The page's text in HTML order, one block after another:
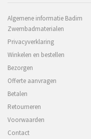
Algemene informatie Badim
Zwembadmaterialen
Privacyverklaring
Winkelen en bestellen
Bezorgen
Offerte aanvragen
Betalen
Retourneren
Voorwaarden
Contact